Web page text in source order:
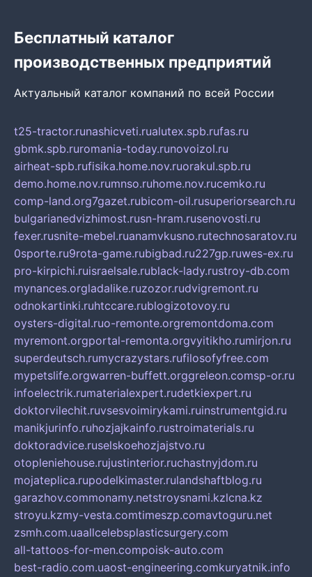
Бесплатный каталог
производственных предприятий
Актуальный каталог компаний по всей России
t25-tractor.runashicveti.rualutex.spb.rufas.ru
gbmk.spb.ruromania-today.runovoizol.ru
airheat-spb.rufisika.home.nov.ruorakul.spb.ru
demo.home.nov.rumnso.ruhome.nov.rucemko.ru
comp-land.org7gazet.rubicom-oil.rusuperiorsearch.ru
bulgarianedvizhimost.rusn-hram.rusenovosti.ru
fexer.rusnite-mebel.ruanamvkusno.rutechnosaratov.ru
0sporte.ru9rota-game.rubigbad.ru227gp.ruwes-ex.ru
pro-kirpichi.ruisraelsale.rublack-lady.rustroy-db.com
mynances.orgladalike.ruzozor.rudvigremont.ru
odnokartinki.ruhtccare.rublogizotovoy.ru
oysters-digital.ruo-remonte.orgremontdoma.com
myremont.orgportal-remonta.orgvyitikho.rumirjon.ru
superdeutsch.rumycrazystars.rufilosofyfree.com
mypetslife.orgwarren-buffett.orggreleon.comsp-or.ru
infoelectrik.rumaterialexpert.rudetkiexpert.ru
doktorvilechit.ruvsesvoimirykami.ruinstrumentgid.ru
manikjurinfo.ruhozjajkainfo.rustroimaterials.ru
doktoradvice.ruselskoehozjajstvo.ru
otopleniehouse.rujustinterior.ruchastnyjdom.ru
mojateplica.rupodelkimaster.rulandshaftblog.ru
garazhov.commonamy.netstroysnami.kzlcna.kz
stroyu.kzmy-vesta.comtimeszp.comavtoguru.net
zsmh.com.uaallcelebsplasticsurgery.com
all-tattoos-for-men.compoisk-auto.com
best-radio.com.uaost-engineering.comkuryatnik.info